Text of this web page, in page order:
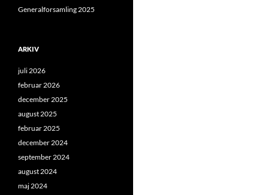
Generalforsamling 2025
ARKIV
juli 2026
februar 2026
december 2025
august 2025
februar 2025
december 2024
september 2024
august 2024
maj 2024